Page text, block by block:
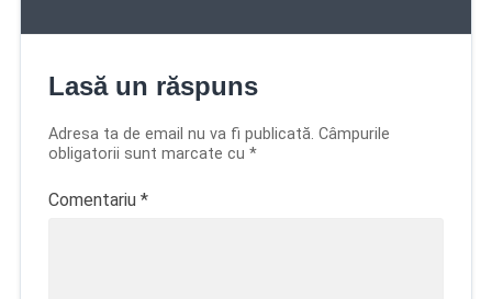
Lasă un răspuns
Adresa ta de email nu va fi publicată. Câmpurile
obligatorii sunt marcate cu *
Comentariu *